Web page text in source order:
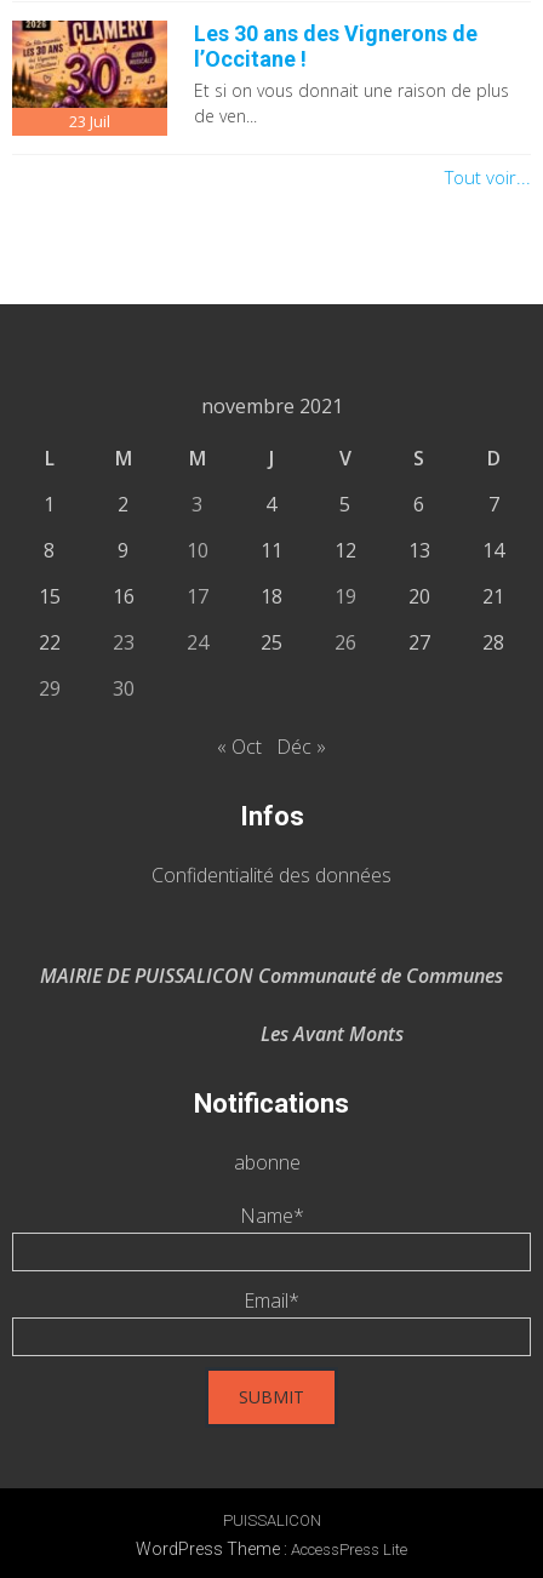
23 Juil
Les 30 ans des Vignerons de
l’Occitane !
Et si on vous donnait une raison de plus
de ven...
Tout voir...
novembre 2021
L
M M J V S
D
1
2 3 4 5 6
7
8
9 10 11 12 13
14
15
16 17 18 19 20
21
22
23 24 25 26 27
28
29
30
« Oct Déc »
Infos
Confidentialité des données
MAIRIE DE PUISSALICON Communauté de Communes
Les Avant Monts
Notifications
abonne
Name*
Email*
PUISSALICON
WordPress Theme : AccessPress Lite